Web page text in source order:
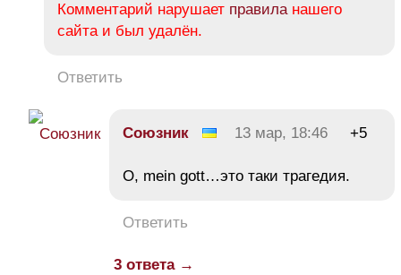
Комментарий нарушает правиланашего
сайта и был удалён.
Ответить
Союзник 13 мар, 18:46 +5
О, mein gott…это таки трагедия.
Ответить
3 ответа →